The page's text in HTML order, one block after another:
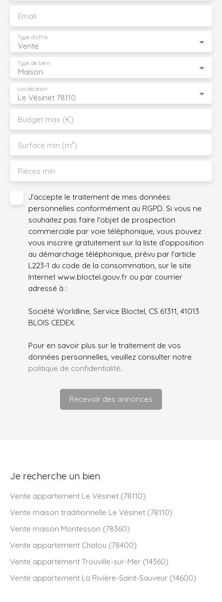
Email
Vente
Type d'offre
Maison
Type de bien
Le Vésinet 78110
Localisation
Budget max (€)
Surface min (m²)
Pièces min
J'accepte le traitement de mes données
personnelles conformément au RGPD. Si vous ne
souhaitez pas faire l'objet de prospection
commerciale par voie téléphonique, vous pouvez
vous inscrire gratuitement sur la liste d'opposition
au démarchage téléphonique, prévu par l'article
L223-1 du code de la consommation, sur le site
Internet www.bloctel.gouv.fr ou par courrier
adressé à :
Société Worldline, Service Bloctel, CS 61311, 41013
BLOIS CEDEX.
Pour en savoir plus sur le traitement de vos
données personnelles, veuillez consulter notre
politique de confidentialité.
Recevoir des annonces
Je recherche un bien
Vente appartement Le Vésinet (78110)
Vente maison traditionnelle Le Vésinet (78110)
Vente maison Montesson (78360)
Vente appartement Chatou (78400)
Vente appartement Trouville-sur-Mer (14360)
Vente appartement La Rivière-Saint-Sauveur (14600)